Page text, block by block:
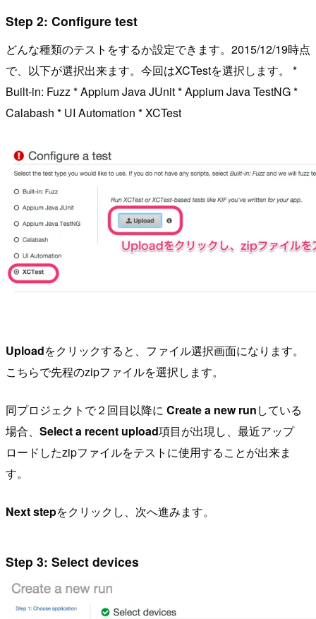
Step 2: Configure test
どんな種類のテストをするか設定できます。2015/12/19時点
で、以下が選択出来ます。今回はXCTestを選択します。 *
Built-in: Fuzz * Appium Java JUnit * Appium Java TestNG *
Calabash * UI Automation * XCTest
Uploadをクリックすると、ファイル選択画面になります。
こちらで先程のzipファイルを選択します。
同プロジェクトで２回目以降に Create a new runしている
場合、 Select a recent upload項目が出現し、最近アップ
ロードしたzipファイルをテストに使用することが出来ま
す。
Next stepをクリックし、次へ進みます。
Step 3: Select devices